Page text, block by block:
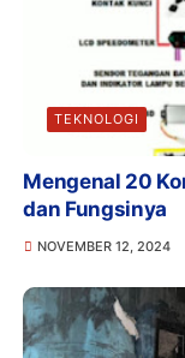
TEKNOLOGI
Mengenal 20
dan Fungsinya
NOVEMBER 12, 2024